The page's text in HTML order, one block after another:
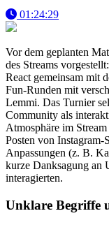
01:24:29
Vor dem geplanten
des Streams
React gemeinsam mit
Fun-Runden mit
Lemmi. Das Turnier
Community als
Atmosphäre im
Posten von Instagram-
Anpassungen (z. B.
kurze Danksagung an
interagierten.
Unklare Begriffe